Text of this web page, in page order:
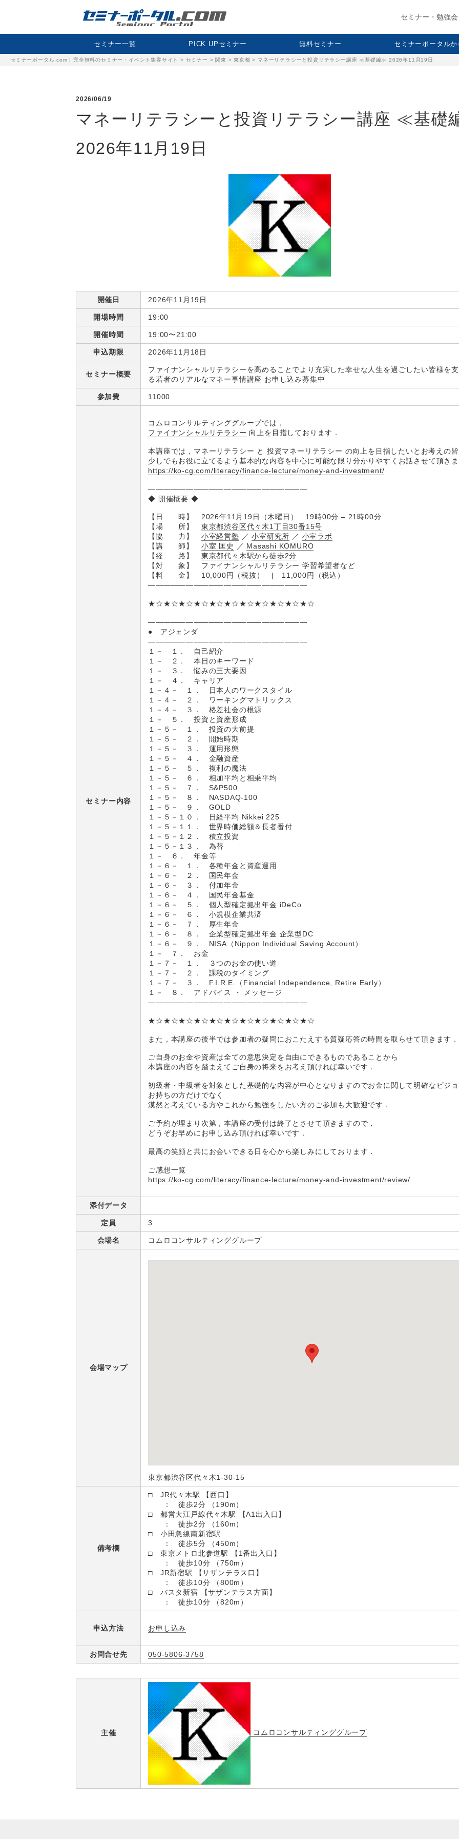
セミナー・勉強
セミナー一覧 PICK UPセミナー 無料セミナー セミナーポータル
セミナーポータル.com | 完全無料のセミナー・イベント集客サイト > セミナー > 関東 >東京都 > マネーリテラシーと投資リテラシー講座 ≪基礎編≫ 2026年11月19日
2026/06/19
マネーリテラシーと投資リテラシー講座 ≪基礎
2026年11月19日
開催日 2026年11月19日
開場時間 19:00
開催時間 19:00〜21:00
申込期限 2026年11月18日
セミナー概要
ファイナンシャルリテラシーを高めることでより充実した幸せな人生を過ごしたい皆様を
る若者のリアルなマネー事情講座 お申し込み募集中
参加費 11000
セミナー内容
コムロコンサルティンググループでは，
ファイナンシャルリテラシー 向上を目指しております．
本講座では，マネーリテラシー と 投資マネーリテラシー の向上を目指したいとお考えの皆
少しでもお役に立てるよう基本的な内容を中心に可能な限り分かりやすくお話させて頂きま
https://ko-cg.com/literacy/finance-lecture/money-and-investment/
―――――――――――――――――――――
◆ 開催概要 ◆
【日 時】 2026年11月19日（木曜日） 19時00分 – 21時00分
【場 所】 東京都渋谷区代々木1丁目30番15号
【協 力】 小室経営塾 ／小室研究所 ／ 小室ラボ
【講 師】 小室 匡史 ／ Masashi KOMURO
【経 路】 東京都代々木駅から徒歩2分
【対 象】 ファイナンシャルリテラシー 学習希望者など
【料 金】 10,000円（税抜） | 11,000円（税込）
―――――――――――――――――――――
★☆★☆★☆★☆★☆★☆★☆★☆★☆★☆★☆
―――――――――――――――――――――
● アジェンダ
―――――――――――――――――――――
１－ １． 自己紹介
１－ ２． 本日のキーワード
１－ ３． 悩みの三大要因
１－ ４． キャリア
１－４－ １． 日本人のワークスタイル
１－４－ ２． ワーキングマトリックス
１－４－ ３． 格差社会の根源
１－ ５． 投資と資産形成
１－５－ １． 投資の大前提
１－５－ ２． 開始時期
１－５－ ３． 運用形態
１－５－ ４． 金融資産
１－５－ ５． 複利の魔法
１－５－ ６． 相加平均と相乗平均
１－５－ ７． S&P500
１－５－ ８． NASDAQ-100
１－５－ ９． GOLD
１－５－１０． 日経平均 Nikkei 225
１－５－１１． 世界時価総額＆長者番付
１－５－１２． 積立投資
１－５－１３． 為替
１－ ６． 年金等
１－６－ １． 各種年金と資産運用
１－６－ ２． 国民年金
１－６－ ３． 付加年金
１－６－ ４． 国民年金基金
１－６－ ５． 個人型確定拠出年金 iDeCo
１－６－ ６． 小規模企業共済
１－６－ ７． 厚生年金
１－６－ ８． 企業型確定拠出年金 企業型DC
１－６－ ９． NISA（Nippon Individual Saving Account）
１－ ７． お金
１－７－ １． ３つのお金の使い道
１－７－ ２． 課税のタイミング
１－７－ ３． F.I.R.E.（Financial Independence, Retire Early）
１－ ８． アドバイス ・ メッセージ
―――――――――――――――――――――
★☆★☆★☆★☆★☆★☆★☆★☆★☆★☆★☆
また，本講座の後半では参加者の疑問におこたえする質疑応答の時間を取らせて頂きます．
ご自身のお金や資産は全ての意思決定を自由にできるものであることから
本講座の内容を踏まえてご自身の将来をお考え頂ければ幸いです．
初級者・中級者を対象とした基礎的な内容が中心となりますのでお金に関して明確なビジ
お持ちの方だけでなく
漠然と考えている方やこれから勉強をしたい方のご参加も大歓迎です．
ご予約が埋まり次第，本講座の受付は終了とさせて頂きますので，
どうぞお早めにお申し込み頂ければ幸いです．
最高の笑顔と共にお会いできる日を心から楽しみにしております．
ご感想一覧
https://ko-cg.com/literacy/finance-lecture/money-and-investment/review/
添付データ
定員 3
会場名 コムロコンサルティンググループ
会場マップ
東京都渋谷区代々木1-30-15
備考欄
□ JR代々木駅 【西口】
： 徒歩2分 （190m）
□ 都営大江戸線代々木駅 【A1出入口】
： 徒歩2分 （160m）
□ 小田急線南新宿駅
： 徒歩5分 （450m）
□ 東京メトロ北参道駅 【1番出入口】
： 徒歩10分 （750m）
□ JR新宿駅 【サザンテラス口】
： 徒歩10分 （800m）
□ バスタ新宿 【サザンテラス方面】
： 徒歩10分 （820m）
申込方法 お申し込み
お問合せ先 050-5806-3758
主催 コムロコンサルティンググループ